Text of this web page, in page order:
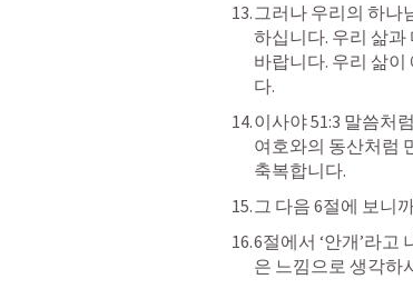
그러나 우리의 하나
하십니다. 우리 삶
바랍니다. 우리 삶
다.
이사야 51:3 말씀처
여호와의 동산처럼
축복합니다.
그 다음 6절에 보니
6절에서 ‘안개’라고
은 느낌으로 생각하